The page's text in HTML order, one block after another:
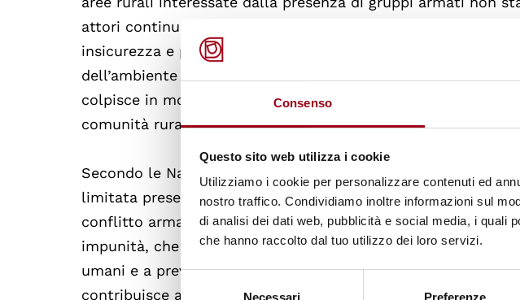
Consenso
Questo sito web utilizza i cookie
Utilizziamo i cookie per personalizzare contenuti ed
nostro traffico. Condividiamo inoltre informazioni sul
di analisi dei dati web, pubblicità e social media, i quali
che hanno raccolto dal tuo utilizzo dei loro servizi.
attori continuano a esercitare il controllo su territori e
insicurezza e paura. I difensori attivi nella tutela dei diritti
dell’ambiente e nella leadership comunitaria risultano tra i
colpisce in modo sproporzionato coloro che si
comunità rurali.
Secondo le Nazioni Unite, la persistenza della violenza è
limitata presenza delle istituzioni statali in alcune regioni,
conflitto armato e le attività economiche illegali. Il
impunità, che continuano a compromettere gli sforzi volti a
umani e a prevenire ulteriori violazioni. La debolezza delle
contribuisce alla reiterazione degli abusi e alla mancanza di